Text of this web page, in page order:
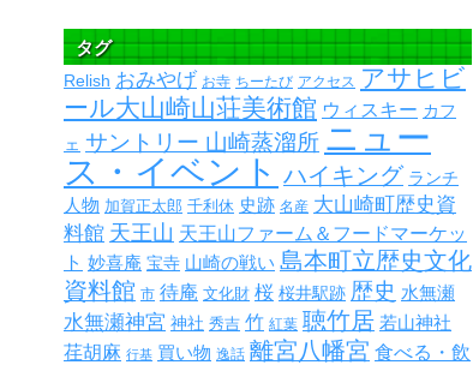
タグ
Relish おみやげ お寺 ちーたび アクセス
アサヒビ
ール大山崎山荘美術館 ウィスキー カフ
ェ サントリー 山崎蒸溜所 ニュー
ス・イベント ハイキング ランチ
人物 加賀正太郎 千利休 史跡 名産 大山崎町歴史資
料館 天王山 天王山ファーム＆フードマーケッ
ト 妙喜庵 宝寺 山崎の戦い 島本町立歴史文化
資料館 市 待庵 文化財 桜 桜井駅跡 歴史 水無瀬
水無瀬神宮 神社 秀吉 竹 紅葉 聴竹居 若山神社
荏胡麻 行基 買い物 逸話 離宮八幡宮 食べる・飲